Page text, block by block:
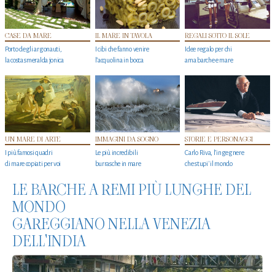
CASE DA MARE
Porto degli argonauti,
la costa smeralda jonica
IL MARE IN TAVOLA
I cibi che fanno venire
l’acquolina in bocca
REGALI SOTTO IL SOLE
Idee regalo per chi
ama barche e mare
UN MARE DI ARTE
I più famosi quadri
di mare copiati per voi
IMMAGINI DA SOGNO
Le più incredibili
burrasche in mare
STORIE E PERSONAGGI
Carlo Riva, l’ingegnere
che stupi' il mondo
LE BARCHE A REMI PIÙ LUNGHE DEL
MONDO
GAREGGIANO NELLA VENEZIA
DELL'INDIA